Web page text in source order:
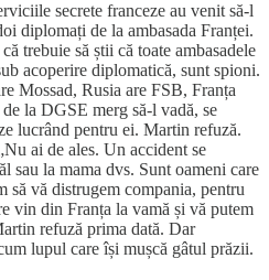
secrete franceze au venit să-l
diplomați de la ambasada Franței.
trebuie să știi că toate ambasadele
acoperire diplomatică, sunt spioni.
Mossad, Rusia are FSB, Franța
la DGSE merg să-l vadă, se
lucrând pentru ei. Martin refuză.
ai de ales. Un accident se
sau la mama dvs. Sunt oameni care
să vă distrugem compania, pentru
vin din Franța la vamă și vă putem
refuză prima dată. Dar
lupul care își mușcă gâtul prăzii.